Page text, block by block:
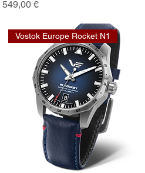
Preço
549,00 €
Vostok Europe Rocket N1